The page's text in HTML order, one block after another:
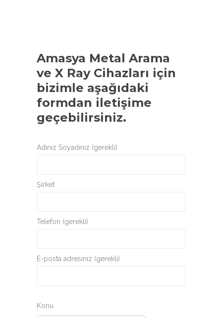
Amasya Metal Arama
ve X Ray Cihazları için
bizimle aşağıdaki
formdan iletişime
geçebilirsiniz.
Adınız Soyadınız (gerekli)
Şirket
Telefon (gerekli)
E-posta adresiniz (gerekli)
Konu